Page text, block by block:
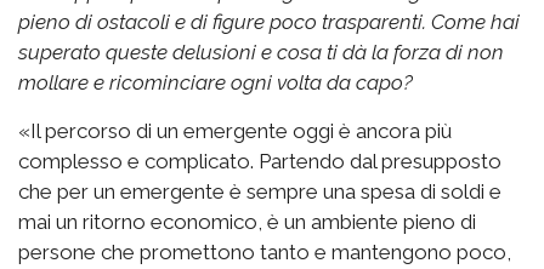
pieno di ostacoli e di figure poco trasparenti. Come hai
superato queste delusioni e cosa ti dà la forza di non
mollare e ricominciare ogni volta da capo?
«Il percorso di un emergente oggi è ancora più
complesso e complicato. Partendo dal presupposto
che per un emergente è sempre una spesa di soldi e
mai un ritorno economico, è un ambiente pieno di
persone che promettono tanto e mantengono poco,